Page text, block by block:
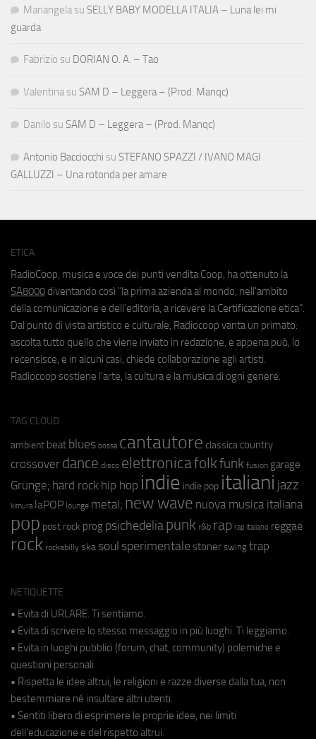
Mariangela su SELLY BABY MODELLA ITALIA – Luna lei mi
guarda
Fabrizio su DORIAN O. A. – Tao
Valentina su SAM D – Leggera – (Prod. Manqc)
Danilo su SAM D – Leggera – (Prod. Manqc)
Antonio Bacciocchi su STEFANO SPAZZI / IVANO MAGI
GALLUZZI – Una rotonda per amare
ETICA
RadioCoop, musica e voce dei punti vendita Coop, ha ottenuto la
SA8000 diventando così "la prima azienda al mondo, nell'ambito
della comunicazione e dell'editoria, a ricevere la Certificazione etica".
Dal punto di vista artistico e culturale, Radiocoop vanta un primato:
ascolta tutto quello che viene inviato in redazione, e appena può, lo
recensisce, e in alcuni casi, chiede collaborazione agli artisti.
Radiocoop sostiene l'arte, la cultura e la musica di ogni genere.
TAG CLOUD
ambient beat blues bossa cantautore classica country
crossover dance disco elettronicafolkfunk fusion garage
Grunge; hard rock hip hop indie indie pop italiani jazz
kimura laPOP lounge metal; new wave nuova musica italiana
pop post rock prog psichedeliapunk r&b rap rap italiano reggae
rock rockabilly ska soul sperimentale stoner swing trap
NETIQUETTE
• Evita di URLARE. Ti sentiamo.
• Evita di scrivere lo stesso messaggio in più luoghi. Ti leggiamo.
• Evita in luoghi pubblici (forum, chat, community) polemiche e
questioni personali.
• Rispetta le idee altrui, le religioni e razze diverse dalla tua, non
bestemmiare né insultare altri utenti.
• Sentiti libero di esprimere le proprie idee, nei limiti
dell'educazione e del rispetto altrui.